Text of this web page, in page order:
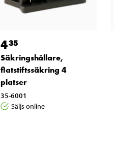
435
Säkringshållare,
flatstiftssäkring 4
platser
35-6001
Säljs online